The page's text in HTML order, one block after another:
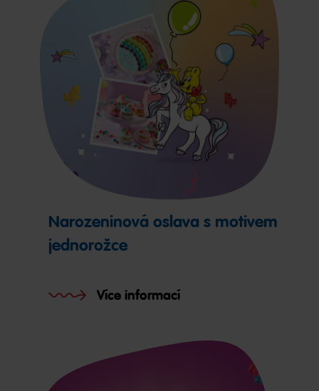
Narozeninová oslava s motivem
jednorožce
Více informací